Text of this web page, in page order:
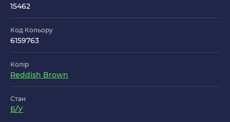
15462
Код Кольору
6159763
Колір
Reddish Brown
Стан
Б/У